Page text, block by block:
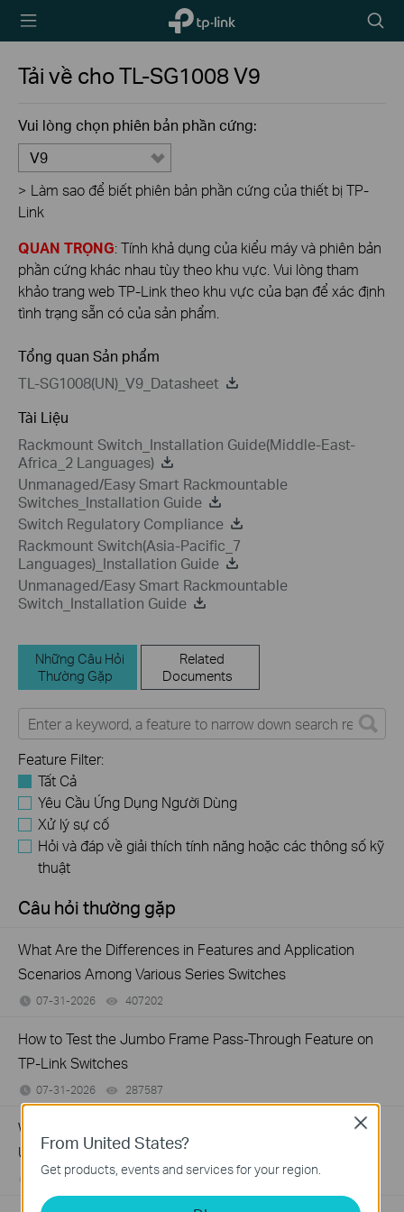
TP-Link,
Reliably
Biểu
tượng
Tải về choTL-SG1008V9
Vui lòng chọn phiên bản phần cứng:
V9
> Làm sao để biết phiên bản phần cứng của thiết bị TP-
Link
QUAN TRỌNG: Tính khả dụng của kiểu máy và phiên bản
phần cứng khác nhau tùy theo khu vực. Vui lòng tham
khảo trang web TP-Link theo khu vực của bạn để xác định
tình trạng sẵn có của sản phẩm.
Tổng quan Sản phẩm
TL-SG1008(UN)_V9_Datasheet
Tài Liệu
Rackmount Switch_Installation Guide(Middle-East-
Africa_2 Languages)
Unmanaged/Easy Smart Rackmountable
Switches_Installation Guide
Switch Regulatory Compliance
Rackmount Switch(Asia-Pacific_7
Languages)_Installation Guide
Unmanaged/Easy Smart Rackmountable
Switch_Installation Guide
Những Câu Hỏi
Thường Gặp
Related
Documents
Feature Filter:
Tất Cả
Yêu Cầu Ứng Dụng Người Dùng
Xử lý sự cố
Hỏi và đáp về giải thích tính năng hoặc các thông số kỹ
thuật
Câu hỏi thường gặp
What Are the Differences in Features and Application
Scenarios Among Various Series Switches
07-31-2026 407202
How to Test the Jumbo Frame Pass-Through Feature on
TP-Link Switches
07-31-2026 287587
Why Are the Ethernet LED Indicators Off on My TP-Link
Unmanaged Switch?
07-17-2026
From United States?
Get products, events and services for your region.
Close